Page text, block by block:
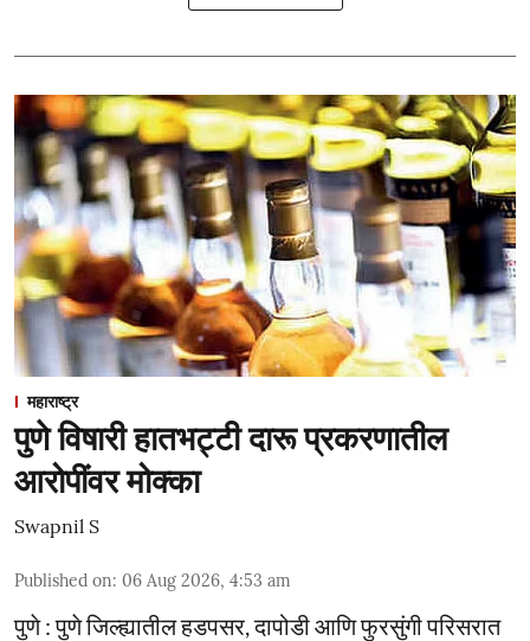
महाराष्ट्र
पुणे विषारी हातभट्टी दारू प्रकरणातील
आरोपींवर मोक्का
Swapnil S
Published on: 06 Aug 2026, 4:53 am
पुणे : पुणे जिल्ह्यातील हडपसर, दापोडी आणि फुरसुंगी परिसरात